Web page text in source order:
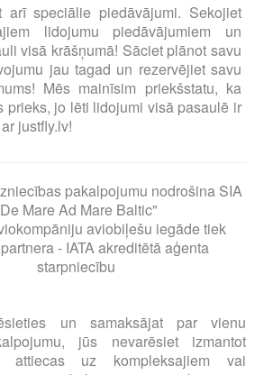
arī speciālie piedāvājumi. Sekojiet
lidojumu piedāvājumiem un
visā krāšņumā! Sāciet plānot savu
jau tagad un rezervējiet savu
Mēs mainīsim priekšstatu, ka
prieks, jo lēti lidojumi visā pasaulē ir
justfly.lv!
pakalpojumu nodrošina SIA
Mare Ad Mare Baltic"
aviobiļešu iegāde tiek
- IATA akreditētā aģenta
starpniecību
un samaksājat par vienu
jūs nevarēsiet izmantot
attiecas uz kompleksajiem vai